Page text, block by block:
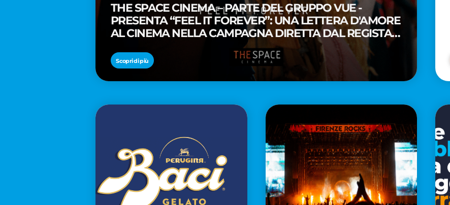
THE SPACE CINEMA – PARTE DEL GRUPPO VUE -
PRESENTA “FEEL IT FOREVER”: UNA LETTERA D'AMORE
AL CINEMA NELLA CAMPAGNA DIRETTA DAL REGISTA
PREMIO OSCAR® TAIKA WAITITI
Scopri di più